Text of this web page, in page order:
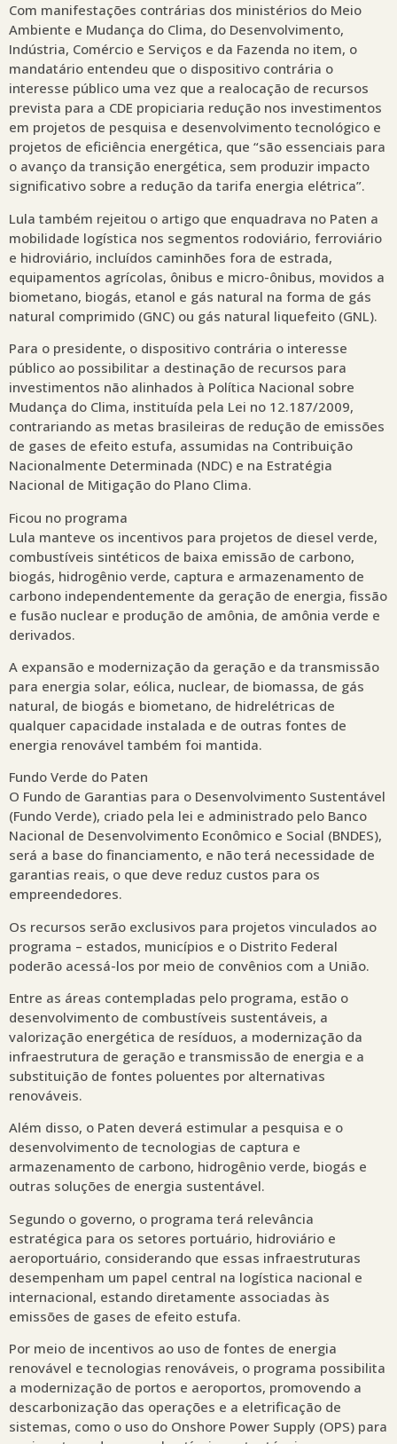
Com manifestações contrárias dos ministérios do Meio
Ambiente e Mudança do Clima, do Desenvolvimento,
Indústria, Comércio e Serviços e da Fazenda no item, o
mandatário entendeu que o dispositivo contrária o
interesse público uma vez que a realocação de recursos
prevista para a CDE propiciaria redução nos investimentos
em projetos de pesquisa e desenvolvimento tecnológico e
projetos de eficiência energética, que “são essenciais para
o avanço da transição energética, sem produzir impacto
significativo sobre a redução da tarifa energia elétrica”.
Lula também rejeitou o artigo que enquadrava no Paten a
mobilidade logística nos segmentos rodoviário, ferroviário
e hidroviário, incluídos caminhões fora de estrada,
equipamentos agrícolas, ônibus e micro-ônibus, movidos a
biometano, biogás, etanol e gás natural na forma de gás
natural comprimido (GNC) ou gás natural liquefeito (GNL).
Para o presidente, o dispositivo contrária o interesse
público ao possibilitar a destinação de recursos para
investimentos não alinhados à Política Nacional sobre
Mudança do Clima, instituída pela Lei no 12.187/2009,
contrariando as metas brasileiras de redução de emissões
de gases de efeito estufa, assumidas na Contribuição
Nacionalmente Determinada (NDC) e na Estratégia
Nacional de Mitigação do Plano Clima.
Ficou no programa
Lula manteve os incentivos para projetos de diesel verde,
combustíveis sintéticos de baixa emissão de carbono,
biogás, hidrogênio verde, captura e armazenamento de
carbono independentemente da geração de energia, fissão
e fusão nuclear e produção de amônia, de amônia verde e
derivados.
A expansão e modernização da geração e da transmissão
para energia solar, eólica, nuclear, de biomassa, de gás
natural, de biogás e biometano, de hidrelétricas de
qualquer capacidade instalada e de outras fontes de
energia renovável também foi mantida.
Fundo Verde do Paten
O Fundo de Garantias para o Desenvolvimento Sustentável
(Fundo Verde), criado pela lei e administrado pelo Banco
Nacional de Desenvolvimento Econômico e Social (BNDES),
será a base do financiamento, e não terá necessidade de
garantias reais, o que deve reduz custos para os
empreendedores.
Os recursos serão exclusivos para projetos vinculados ao
programa – estados, municípios e o Distrito Federal
poderão acessá-los por meio de convênios com a União.
Entre as áreas contempladas pelo programa, estão o
desenvolvimento de combustíveis sustentáveis, a
valorização energética de resíduos, a modernização da
infraestrutura de geração e transmissão de energia e a
substituição de fontes poluentes por alternativas
renováveis.
Além disso, o Paten deverá estimular a pesquisa e o
desenvolvimento de tecnologias de captura e
armazenamento de carbono, hidrogênio verde, biogás e
outras soluções de energia sustentável.
Segundo o governo, o programa terá relevância
estratégica para os setores portuário, hidroviário e
aeroportuário, considerando que essas infraestruturas
desempenham um papel central na logística nacional e
internacional, estando diretamente associadas às
emissões de gases de efeito estufa.
Por meio de incentivos ao uso de fontes de energia
renovável e tecnologias renováveis, o programa possibilita
a modernização de portos e aeroportos, promovendo a
descarbonização das operações e a eletrificação de
sistemas, como o uso do Onshore Power Supply (OPS) para